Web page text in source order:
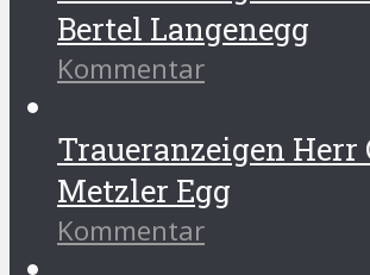
Bertel Langenegg
Kommentar
Traueranzeigen Herr
Metzler Egg
Kommentar